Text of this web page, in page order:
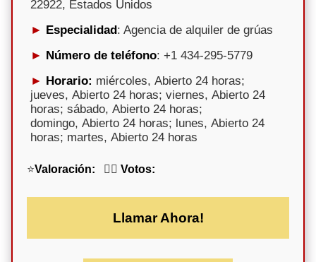
22922, Estados Unidos
Especialidad: Agencia de alquiler de grúas
Número de teléfono: +1 434-295-5779
Horario: miércoles, Abierto 24 horas;
jueves, Abierto 24 horas; viernes, Abierto 24
horas; sábado, Abierto 24 horas;
domingo, Abierto 24 horas; lunes, Abierto 24
horas; martes, Abierto 24 horas
⭐Valoración: 🕵️‍♀️ Votos:
Llamar Ahora!